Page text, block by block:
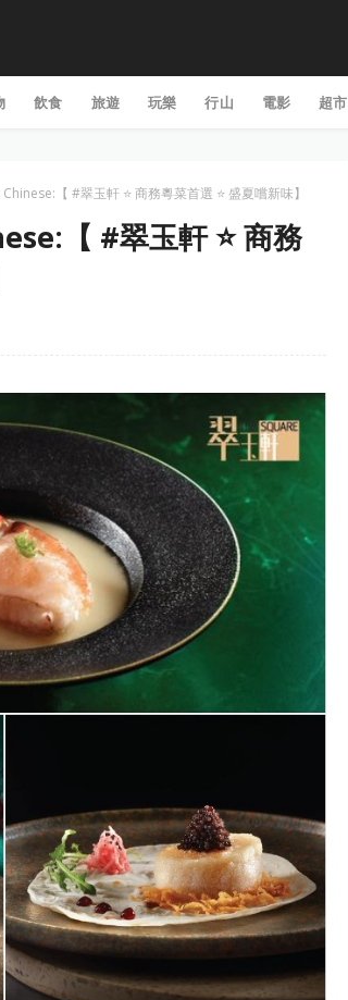
飲食 旅遊 玩樂 行山 電影 超市
【 #翠玉軒 ⭐️ 商務粵菜首選 ⭐️ 盛夏嚐新味】
【 #翠玉軒 ⭐️ 商務